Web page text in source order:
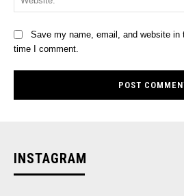
Save my name, email, and website in
time I comment.
INSTAGRAM